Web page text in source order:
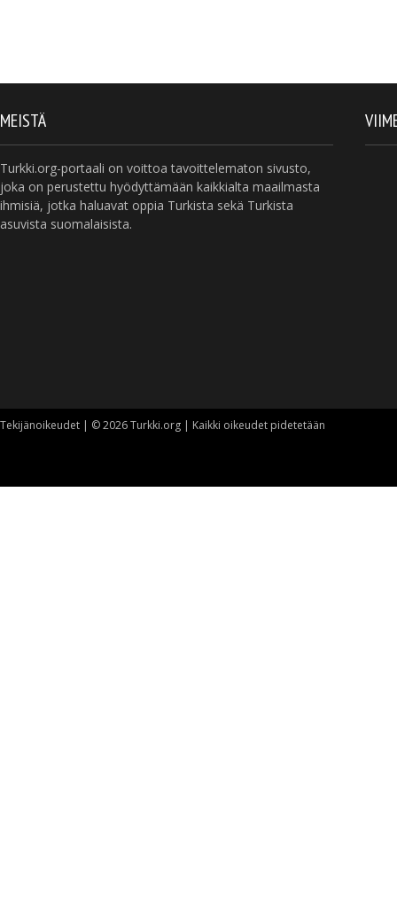
MEISTÄ
Turkki.org-portaali on voittoa tavoittelematon sivusto,
joka on perustettu hyödyttämään kaikkialta maailmasta
ihmisiä, jotka haluavat oppia Turkista sekä Turkista
asuvista suomalaisista.
Tekijänoikeudet | © 2026 Turkki.org | Kaikki oikeudet pidetetään